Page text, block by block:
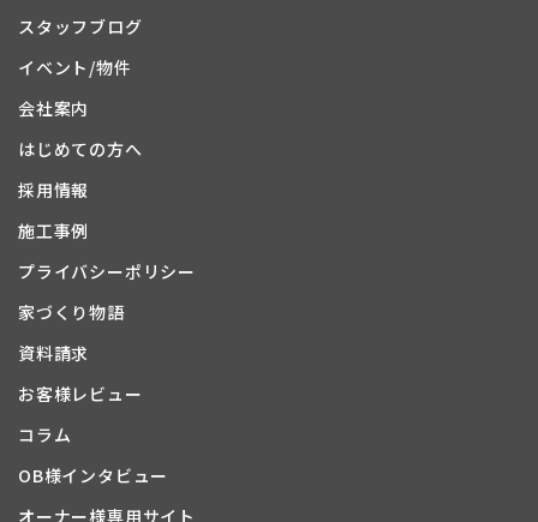
スタッフブログ
イベント/物件
会社案内
はじめての方へ
採用情報
施工事例
プライバシーポリシー
家づくり物語
資料請求
お客様レビュー
コラム
OB様インタビュー
オーナー様専用サイト